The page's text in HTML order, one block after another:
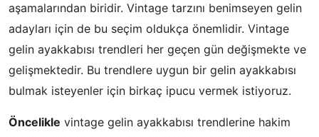
aşamalarından biridir. Vintage tarzını benimseyen gelin
adayları için de bu seçim oldukça önemlidir. Vintage
gelin ayakkabısı trendleri her geçen gün değişmekte ve
gelişmektedir. Bu trendlere uygun bir gelin ayakkabısı
bulmak isteyenler için birkaç ipucu vermek istiyoruz.
Öncelikle vintage gelin ayakkabısı trendlerine hakim